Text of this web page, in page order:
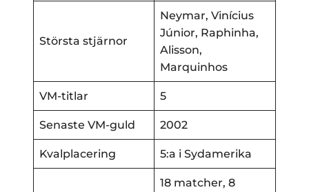
Största stjärnor
Neymar, Vinícius
Júnior, Raphinha,
Alisson,
Marquinhos
VM-titlar 5
Senaste VM-guld 2002
Kvalplacering 5:a i Sydamerika
18 matcher, 8